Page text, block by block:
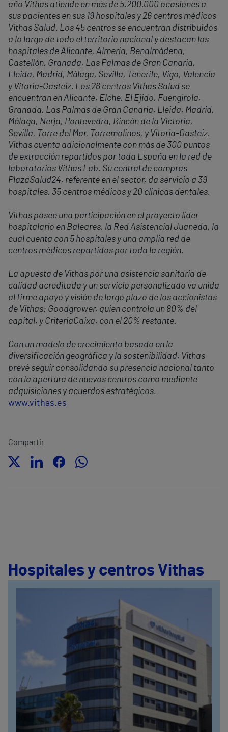
año Vithas atiende en más de 5.200.000 ocasiones a
sus pacientes en sus 19 hospitales y 26 centros médicos
Vithas Salud. Los 45 centros se encuentran distribuidos
a lo largo de todo el territorio nacional y destacan los
hospitales de Alicante, Almería, Benalmádena,
Castellón, Granada, Las Palmas de Gran Canaria,
Lleida, Madrid, Málaga, Sevilla, Tenerife, Vigo, Valencia
y Vitoria-Gasteiz. Los 26 centros Vithas Salud se
encuentran en Alicante, Elche, El Ejido, Fuengirola,
Granada, Las Palmas de Gran Canaria, Lleida, Madrid,
Málaga, Nerja, Pontevedra, Rincón de la Victoria,
Sevilla, Torre del Mar, Torremolinos, y Vitoria-Gasteiz.
Vithas cuenta adicionalmente con más de 300 puntos
de extracción repartidos por toda España en la red de
laboratorios Vithas Lab. Su central de compras
PlazaSalud24, referente en el sector, da servicio a 39
hospitales, 35 centros médicos y 20 clínicas dentales.
Vithas posee una participación en el proyecto líder
hospitalario en Baleares, la Red Asistencial Juaneda, la
cual cuenta con 5 hospitales y una amplia red de
centros médicos repartidos por toda la región.
La apuesta de Vithas por una asistencia sanitaria de
calidad acreditada y un servicio personalizado va unida
al firme apoyo y visión de largo plazo de los accionistas
de Vithas: Goodgrower, quien controla un 80% del
capital, y CriteriaCaixa, con el 20% restante.
Con un modelo de crecimiento basado en la
diversificación geográfica y la sostenibilidad, Vithas
prevé seguir consolidando su presencia nacional tanto
con la apertura de nuevos centros como mediante
adquisiciones y acuerdos estratégicos.
www.vithas.es
Compartir
Hospitales y centros Vithas